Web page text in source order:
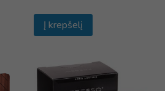
Į krepšelį